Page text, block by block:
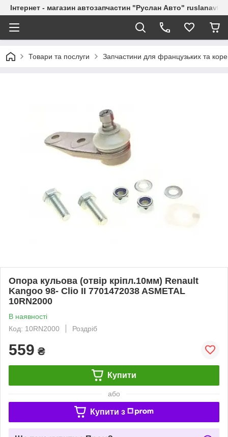
Інтернет - магазин автозапчастин "Руслан Авто"
Товари та послуги Запчастини для французьких та
Опора кульова (отвір кріпл.10мм) Renault
Kangoo 98- Clio II 7701472038 ASMETAL
10RN2000
В наявності
Код: 10RN2000
Роздріб
559 ₴
Купити
або
Купити з